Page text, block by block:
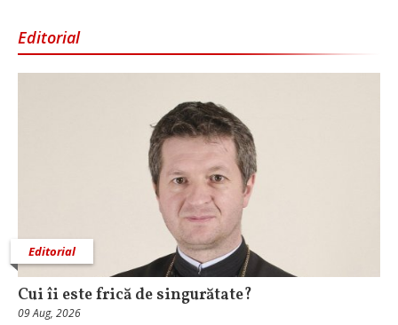
Editorial
Editorial
Cui îi este frică de singurătate?
09 Aug, 2026